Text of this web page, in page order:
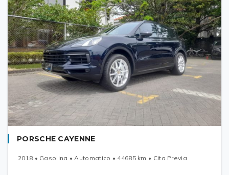
PORSCHE CAYENNE
2018 • Gasolina • Automatico • 44685 km • Cita Previa